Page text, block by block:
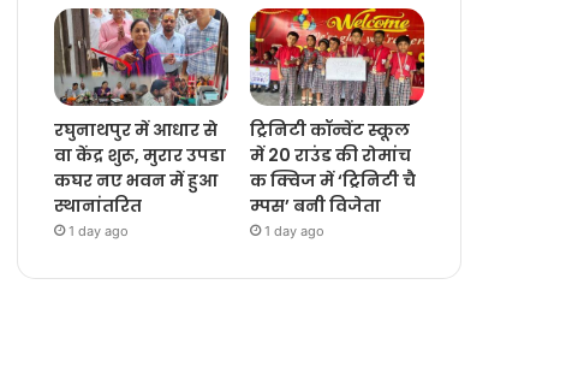
रघुनाथपुर में आधार से
वा केंद्र शुरू, मुरार उपडा
कघर नए भवन में हुआ
स्थानांतरित
1 day ago
ट्रिनिटी कॉन्वेंट स्कूल
में 20 राउंड की रोमांच
क क्विज में ‘ट्रिनिटी चै
म्पस’ बनी विजेता
1 day ago